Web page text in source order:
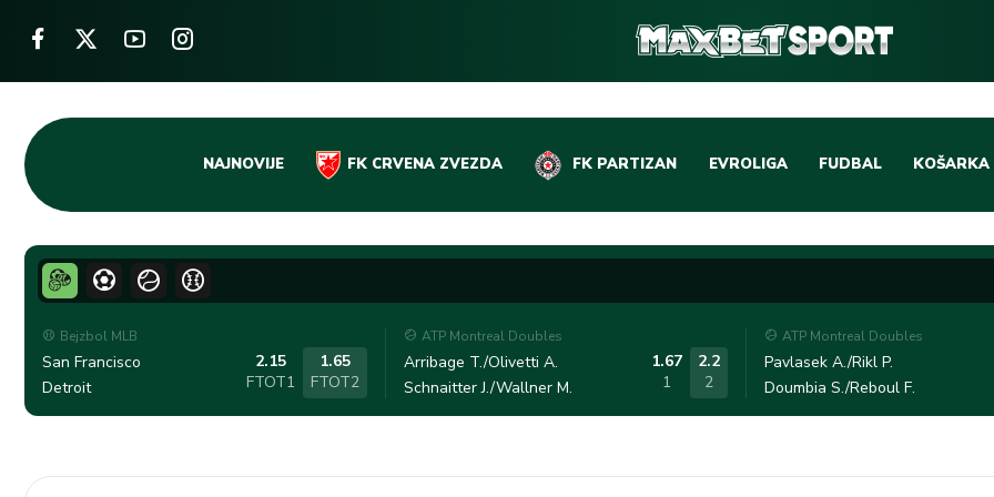
Skip
content
NAJNOVIJE FK CRVENA ZVEZDA FK PARTIZAN EVROLIGA FUDBAL
DOMAĆI FUDBAL
LIGE PETICE
OSTALE LIGE
KOŠARKA
EVROLIGA
ABA LIGA
Bejzbol MLB
San Francisco
Detroit
2.15
FTOT1
1.65
FTOT2
ATP Montreal Doubles
Arribage T./Olivetti A.
Schnaitter J./Wallner M.
1.67
1
2.2
2
ATP Montreal Doubles
Pavlasek A./Rikl P.
Doumbia S./Reboul F.